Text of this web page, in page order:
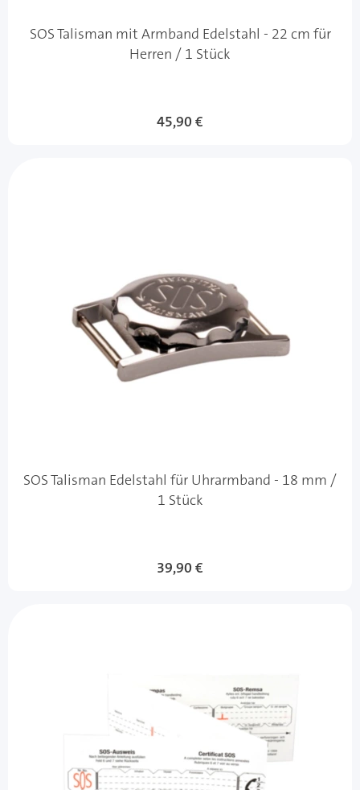
SOS Talisman mit Armband Edelstahl - 22 cm für
Herren / 1 Stück
45,90 €
SOS Talisman Edelstahl für Uhrarmband - 18 mm /
1 Stück
39,90 €